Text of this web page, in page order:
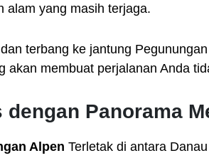
alam yang masih terjaga.
terbang ke jantung
akan membuat perjalanan Anda
Panorama
Alpen Terletak di antara